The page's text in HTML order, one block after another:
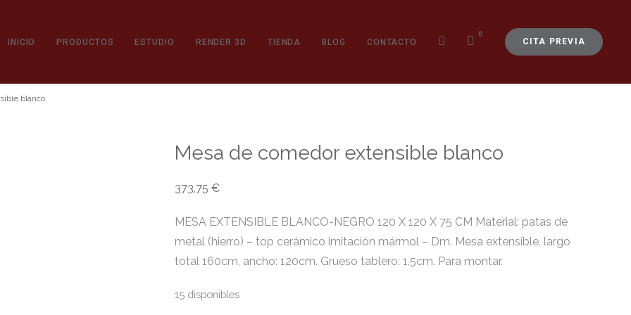
CITA PREVIA
INICIO PRODUCTOS ESTUDIO RENDER 3D TIENDA BLOG CONTACTO
0
blanco
Mesa de comedor extensible blanco
373,75 €
MESA EXTENSIBLE BLANCO-NEGRO 120 X 120 X 75 CM Material: patas de
metal (hierro) – top cerámico imitación mármol – Dm. Mesa extensible, largo
total 160cm, ancho: 120cm. Grueso tablero: 1.5cm. Para montar.
15 disponibles